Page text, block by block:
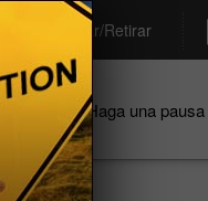
Depositar/Retirar
Haga una pausa